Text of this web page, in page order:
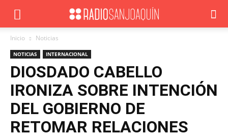
Inicio Noticias
NOTICIAS INTERNACIONAL
DIOSDADO CABELLO
IRONIZA SOBRE INTENCIÓN
DEL GOBIERNO DE
RETOMAR RELACIONES